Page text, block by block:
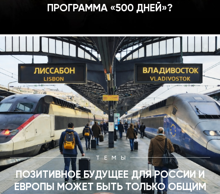
ПРОГРАММА «500 ДНЕЙ»?
ТЕМЫ
ПОЗИТИВНОЕ БУДУЩЕЕ ДЛЯ РОССИИ И
ЕВРОПЫ МОЖЕТ БЫТЬ ТОЛЬКО ОБЩИМ